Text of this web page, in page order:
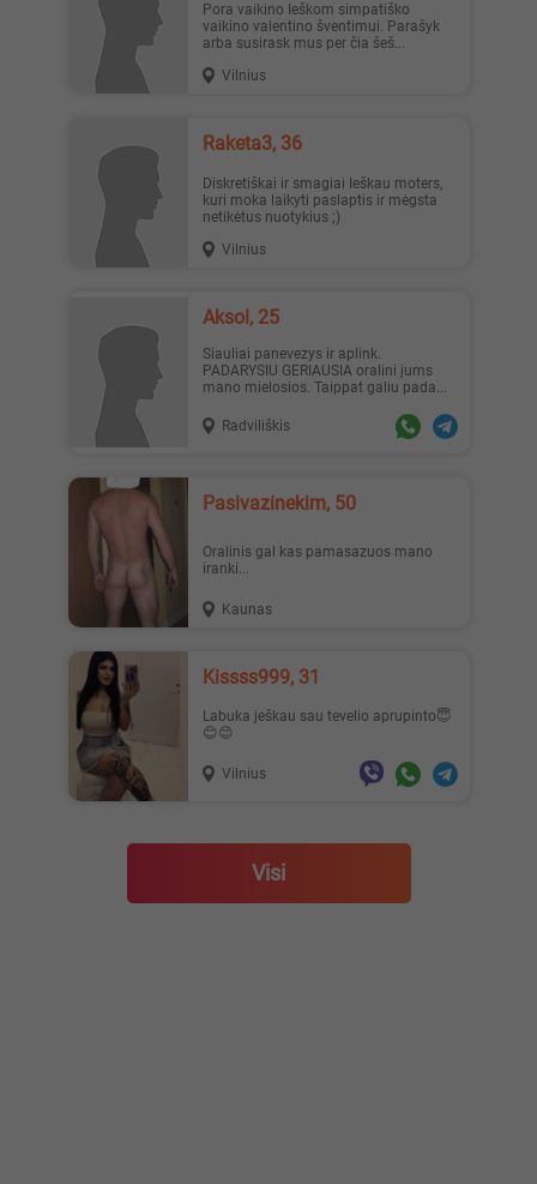
Pora vaikino Ieškom simpatiško
vaikino valentino šventimui. Parašyk
arba susirask mus per čia šeš...
Vilnius
Raketa3, 36
Diskretiškai ir smagiai Ieškau moters,
kuri moka laikyti paslaptis ir mėgsta
netikėtus nuotykius ;)
Vilnius
Aksol, 25
Siauliai panevezys ir aplink.
PADARYSIU GERIAUSIA oralini jums
mano mielosios. Taippat galiu pada...
Radviliškis
pasivazinekim, 50
oralinis gal kas pamasazuos mano
iranki...
Kaunas
Kissss999, 31
Labuka ješkau sau tevelio aprupinto😇
😊😊
Vilnius
Visi